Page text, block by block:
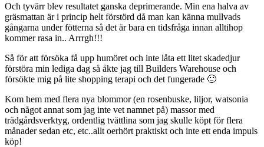
Och tyvärr blev resultatet ganska deprimerande. Min ena halva av
gräsmattan är i princip helt förstörd då man kan känna mullvads
gångarna under fötterna så det är bara en tidsfråga innan alltihop
kommer rasa in.. Arrrgh!!!
Så för att försöka få upp humöret och inte låta ett litet skadedjur
förstöra min lediga dag så åkte jag till Builders Warehouse och
försökte mig på lite shopping terapi och det fungerade 🙂
Kom hem med flera nya blommor (en rosenbuske, liljor, watsonia
och något annat som jag inte vet namnet på) massor med
trädgårdsverktyg, ordentlig tvättlina som jag skulle köpt för flera
månader sedan etc, etc..allt oerhört praktiskt och inte ett enda impuls
köp!